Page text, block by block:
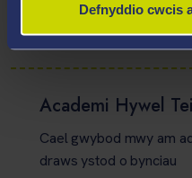
Defnyddio cwcis
Cais am
Academi Hywel
Cael gwybod mwy am
draws ystod o bynciau